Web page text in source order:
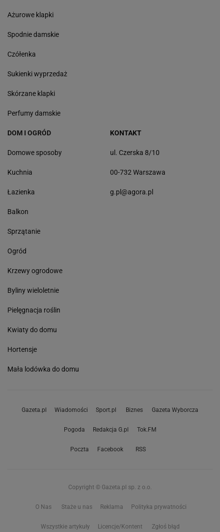
Ażurowe klapki
Spodnie damskie
Czółenka
Sukienki wyprzedaż
Skórzane klapki
Perfumy damskie
DOM I OGRÓD
Domowe sposoby
Kuchnia
Łazienka
Balkon
Sprzątanie
Ogród
Krzewy ogrodowe
Byliny wieloletnie
Pielęgnacja roślin
Kwiaty do domu
Hortensje
Mała lodówka do domu
KONTAKT
ul. Czerska 8/10
00-732 Warszawa
g.pl@agora.pl
Gazeta.pl Wiadomości Sport.pl Biznes Gazeta Wyborcza
Pogoda Redakcja G.pl Tok.FM
Poczta Facebook RSS
Copyright © Gazeta.pl sp. z o.o.
O Nas Staże u nas Reklama Polityka prywatności
Wszystkie artykuły Licencje/Kontent Zgłoś błąd